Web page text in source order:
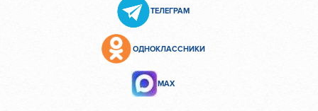
ТЕЛЕГРАМ
ОДНОКЛАССНИКИ
МАХ